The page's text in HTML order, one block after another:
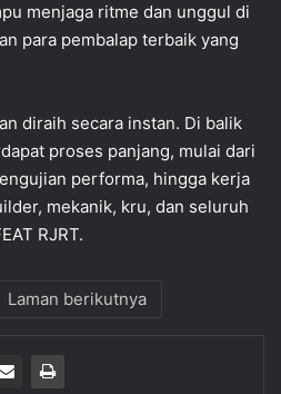
menjaga ritme dan unggul di
para pembalap terbaik yang
diraih secara instan. Di balik
proses panjang, mulai dari
performa, hingga kerja
mekanik, kru, dan seluruh
RJRT.
Laman berikutnya